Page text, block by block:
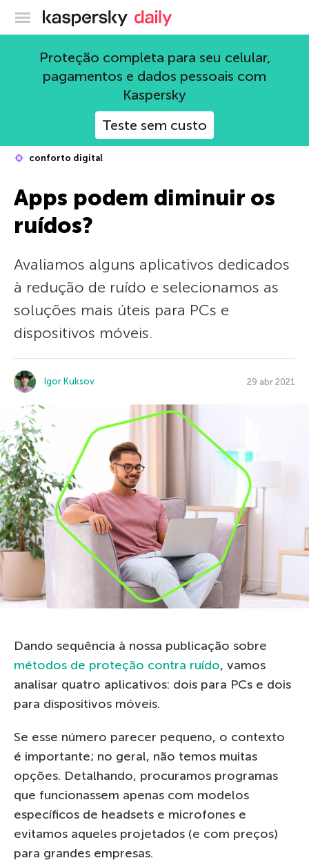
Blog oficial da Kaspersky
Proteção completa para seu celular,
pagamentos e dados pessoais com
Kaspersky
Teste sem custo
conforto digital
Apps podem diminuir os
ruídos?
Avaliamos alguns aplicativos dedicados
à redução de ruído e selecionamos as
soluções mais úteis para PCs e
dispositivos móveis.
Igor Kuksov 29 abr 2021
Dando sequência à nossa publicação sobre
métodos de proteção contra ruído, vamos
analisar quatro aplicativos: dois para PCs e dois
para dispositivos móveis.
Se esse número parecer pequeno, o contexto
é importante; no geral, não temos muitas
opções. Detalhando, procuramos programas
que funcionassem apenas com modelos
específicos de headsets e microfones e
evitamos aqueles projetados (e com preços)
para grandes empresas.